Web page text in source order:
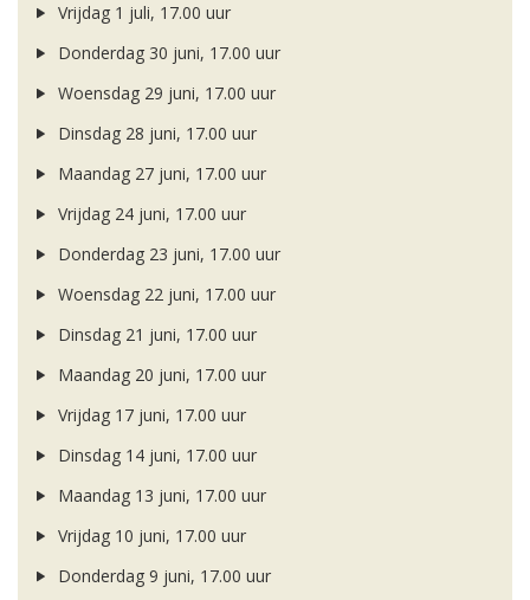
Vrijdag 1 juli, 17.00 uur
Donderdag 30 juni, 17.00 uur
Woensdag 29 juni, 17.00 uur
Dinsdag 28 juni, 17.00 uur
Maandag 27 juni, 17.00 uur
Vrijdag 24 juni, 17.00 uur
Donderdag 23 juni, 17.00 uur
Woensdag 22 juni, 17.00 uur
Dinsdag 21 juni, 17.00 uur
Maandag 20 juni, 17.00 uur
Vrijdag 17 juni, 17.00 uur
Dinsdag 14 juni, 17.00 uur
Maandag 13 juni, 17.00 uur
Vrijdag 10 juni, 17.00 uur
Donderdag 9 juni, 17.00 uur